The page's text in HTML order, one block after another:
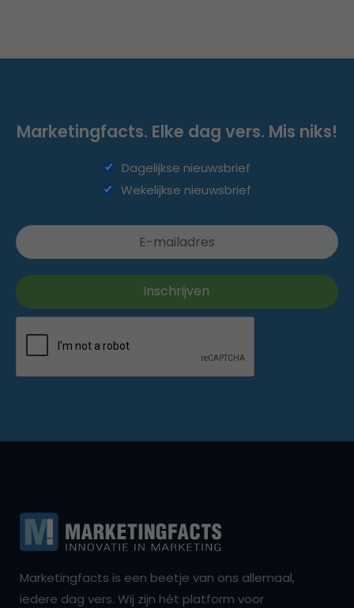
Marketingfacts. Elke dag vers. Mis niks!
Dagelijkse nieuwsbrief
Wekelijkse nieuwsbrief
Marketingfacts is een beetje van ons allemaal,
iedere dag vers. Wij zijn hét platform voor